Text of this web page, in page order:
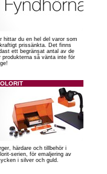
hittar du en hel del varor som
prissänkta. Det finns
ett begränsat antal av de
produkterna så vänta inte för
härdare och tillbehör i
serien, för emaljering av
i silver och guld.